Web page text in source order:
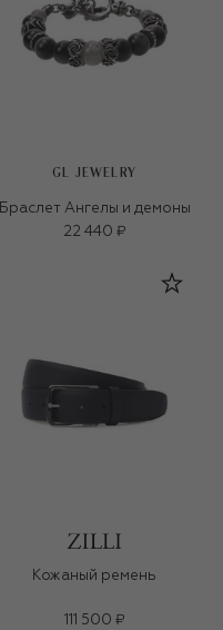
GL JEWELRY
Браслет Ангелы и демоны
22 440 ₽
Кожаный ремень
111 500 ₽